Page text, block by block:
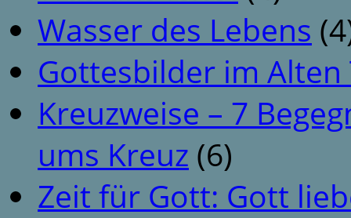
Wasser des Lebens
Gottesbilder im
Kreuzweise – 7
ums Kreuz (6)
Zeit für Gott: Gott